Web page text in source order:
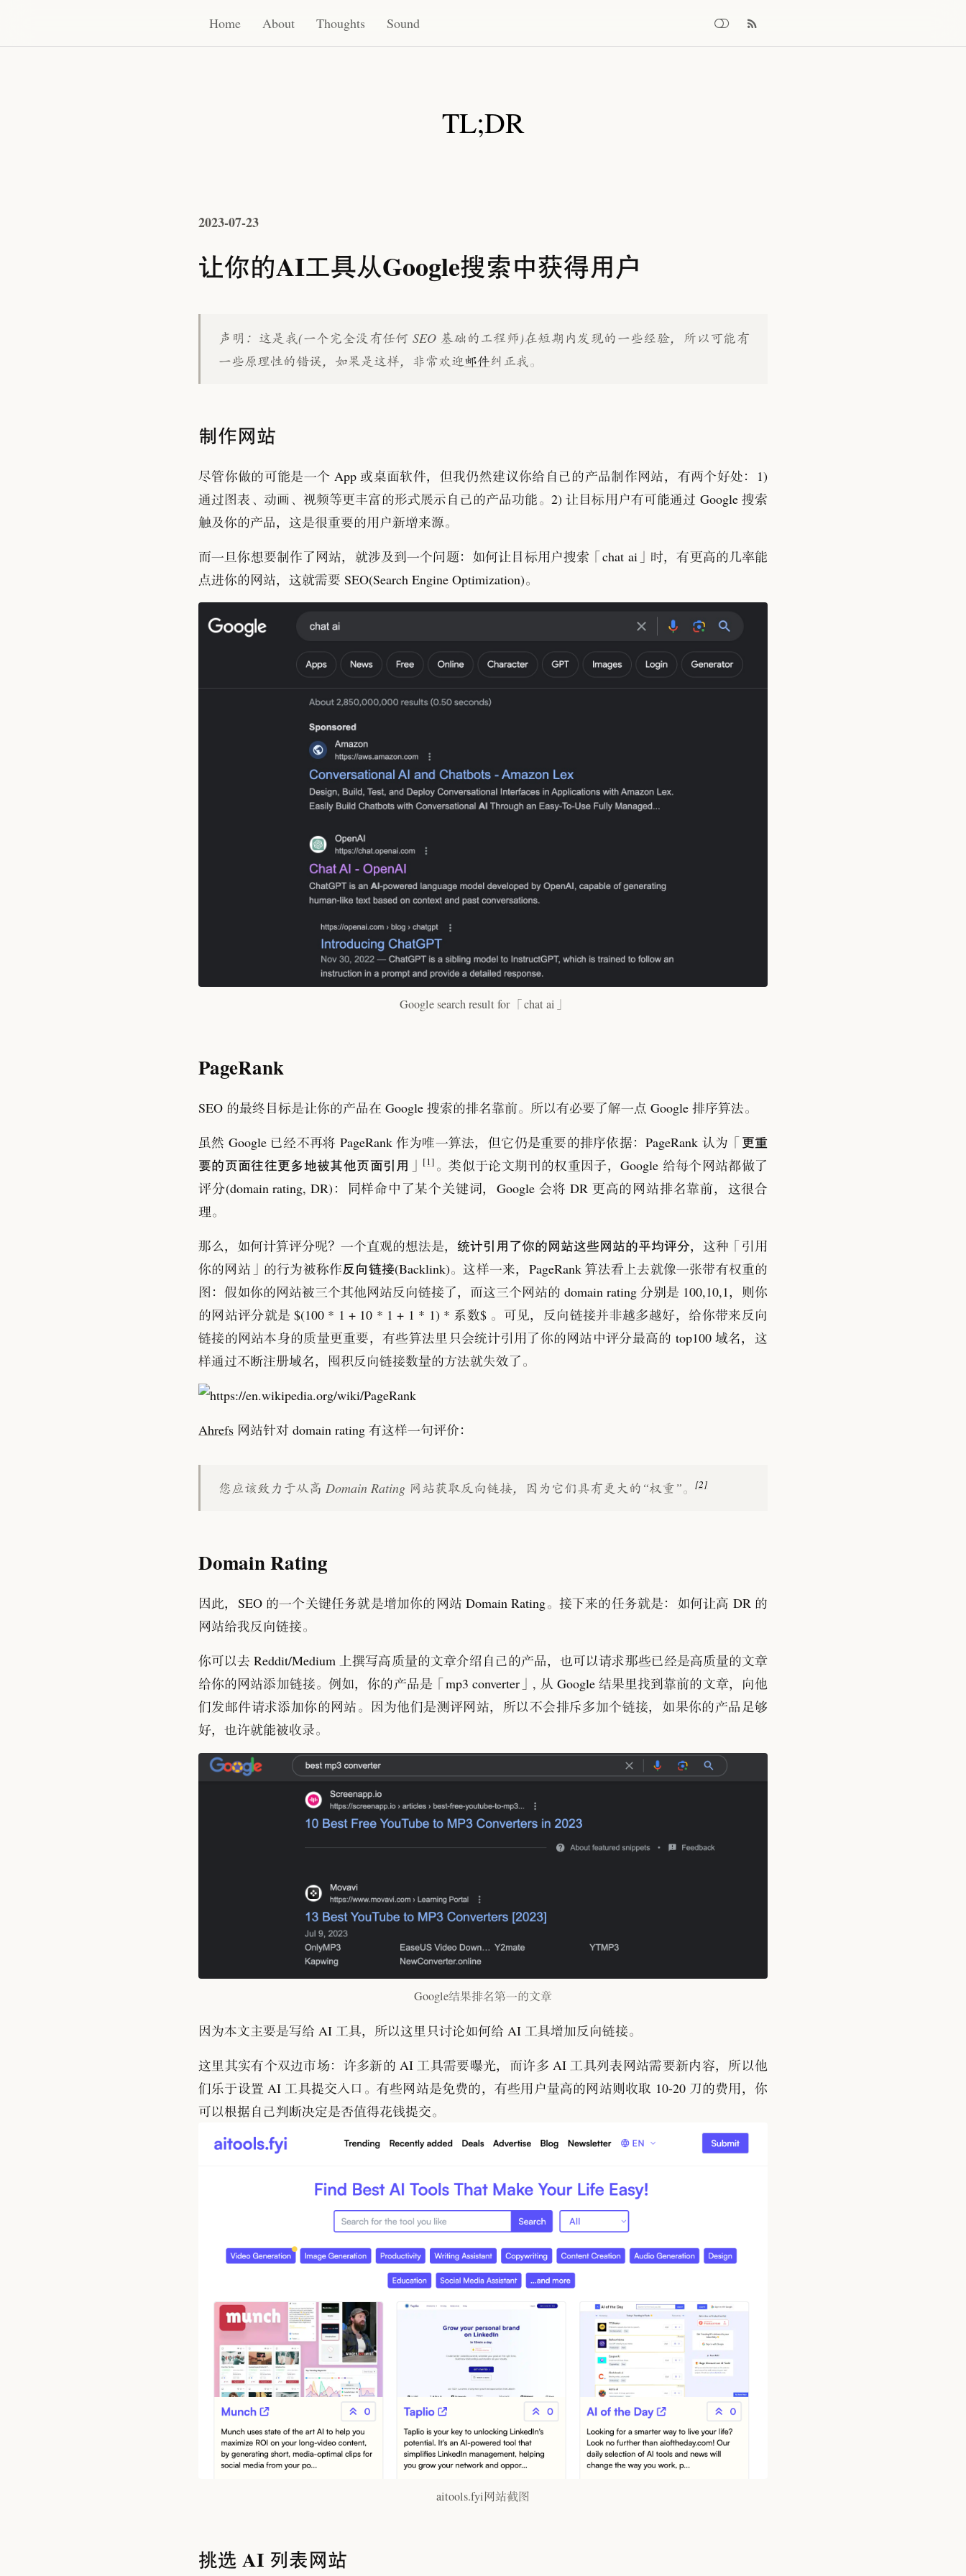
Home About Thoughts Sound
TL;DR
2023-07-23
让你的AI工具从Google搜索中获得用户
声明 ： 这是我(一个完全没有任何 SEO 基础的工程师)在短期内发现的一些经验， 所以可能有
一些原理性的错误， 如果是这样， 非常欢迎邮件纠正我。
制作网站
尽管你做的可能是一个 App 或桌面软件， 但我仍然建议你给自己的产品制作网站， 有两个好处： 1)
通过图表 、 动画、 视频等更丰富的形式展示自己的产品功能。 2) 让目标用户有可能通过 Google 搜索
触及你的产品， 这是很重要的用户新增来源。
而一旦你想要制作了网站， 就涉及到一个问题： 如何让目标用户搜索 「chat ai」 时，有更高的几率能
点进你的网站， 这就需要 SEO(Search Engine Optimization)。
Google search result for 「chat ai」
PageRank
SEO 的最终目标是让你的产品在 Google 搜索的排名靠前。 所以有必要了解一点 Google 排序算法。
虽然 Google 已经不再将 PageRank 作为唯一算法， 但它仍是重要的排序依据：PageRank 认为 「更重
要的页面往往更多地被其他页面引用 」 [1] 。类似于论文期刊的权重因子， Google 给每个网站都做了
评分(domain rating, DR) ： 同样命中了某个关键词， Google 会将 DR 更高的网站排名靠前， 这很合
理。
那么， 如何计算评分呢？ 一个直观的想法是， 统计引用了你的网站这些网站的平均评分， 这种 「引用
你的网站 」 的行为被称作反向链接(Backlink)。这样一来， PageRank 算法看上去就像一张带有权重的
图： 假如你的网站被三个其他网站反向链接了， 而这三个网站的 domain rating 分别是 100,10,1， 则你
的网站评分就是 $(100 * 1 + 10 * 1 + 1 * 1) * 系数$ 。 可见， 反向链接并非越多越好， 给你带来反向
链接的网站本身的质量更重要， 有些算法里只会统计引用了你的网站中评分最高的 top100 域名， 这
样通过不断注册域名， 囤积反向链接数量的方法就失效了。
Ahrefs 网站针对 domain rating 有这样一句评价：
您应该致力于从高 Domain Rating 网站获取反向链接， 因为它们具有更大的 “权重”。[2]
Domain Rating
因此， SEO 的一个关键任务就是增加你的网站 Domain Rating。 接下来的任务就是： 如何让高 DR 的
网站给我反向链接。
你可以去 Reddit/Medium 上撰写高质量的文章介绍自己的产品，也可以请求那些已经是高质量的文章
给你的网站添加链接。 例如，你的产品是 「mp3 converter 」 , 从 Google 结果里找到靠前的文章， 向他
们发邮件请求添加你的网站。 因为他们是测评网站， 所以不会排斥多加个链接， 如果你的产品足够
好， 也许就能被收录。
Google结果排名第一的文章
因为本文主要是写给 AI 工具， 所以这里只讨论如何给 AI 工具增加反向链接。
这里其实有个双边市场： 许多新的 AI 工具需要曝光， 而许多 AI 工具列表网站需要新内容， 所以他
们乐于设置 AI 工具提交入口 。 有些网站是免费的， 有些用户量高的网站则收取 10-20 刀的费用， 你
可以根据自己判断决定是否值得花钱提交。
aitools.fyi网站截图
挑选 AI 列表网站